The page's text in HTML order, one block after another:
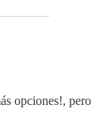
opciones!, pero